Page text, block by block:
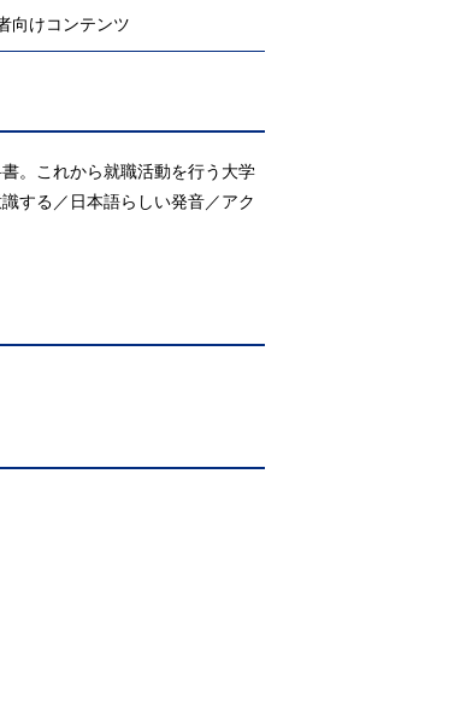
向けコンテンツ
。これから就職活動を行う大学
する／日本語らしい発音／アク